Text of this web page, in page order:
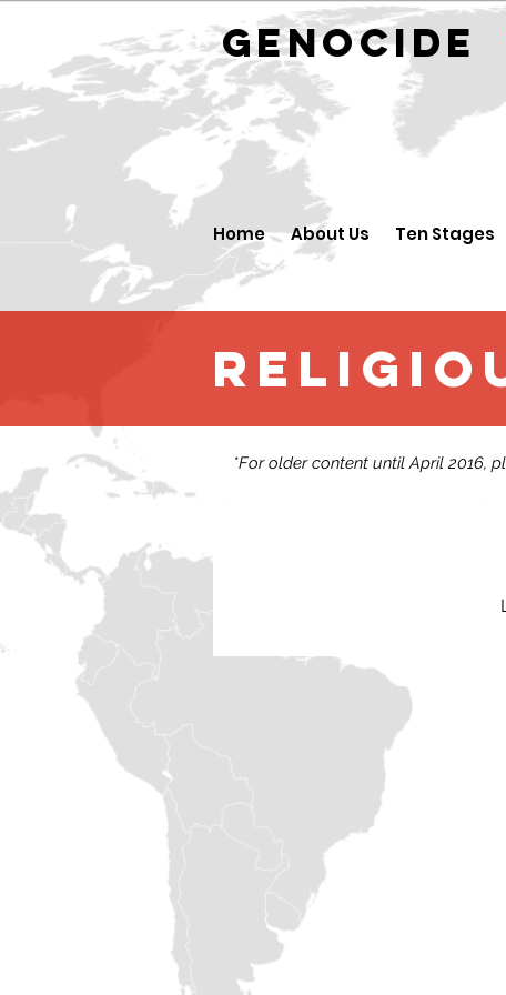
GENOCIDE
Home About Us Ten Stages
*For older content until April 2016,